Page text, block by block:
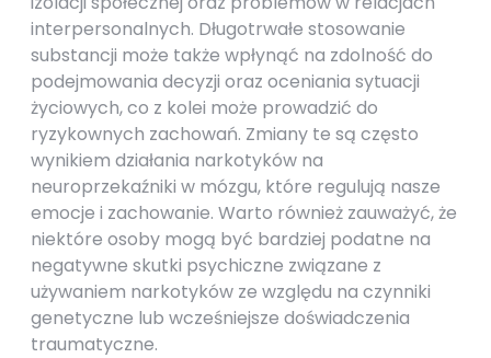
interpersonalnych. Długotrwałe stosowanie
substancji może także wpłynąć na zdolność do
podejmowania decyzji oraz oceniania sytuacji
życiowych, co z kolei może prowadzić do
ryzykownych zachowań. Zmiany te są często
wynikiem działania narkotyków na
neuroprzekaźniki w mózgu, które regulują nasze
emocje i zachowanie. Warto również zauważyć, że
niektóre osoby mogą być bardziej podatne na
negatywne skutki psychiczne związane z
używaniem narkotyków ze względu na czynniki
genetyczne lub wcześniejsze doświadczenia
traumatyczne.